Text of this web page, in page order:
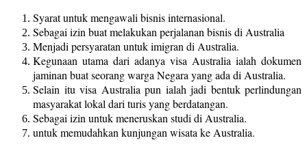
Syarat untuk mengawali bisnis internasional.
Sebagai izin buat melakukan perjalanan bisnis di Australia
Menjadi persyaratan untuk imigran di Australia.
Kegunaan utama dari adanya visa Australia ialah dokumen
jaminan buat seorang warga Negara yang ada di Australia.
Selain itu visa Australia pun ialah jadi bentuk perlindungan
masyarakat lokal dari turis yang berdatangan.
Sebagai izin untuk meneruskan studi di Australia.
untuk memudahkan kunjungan wisata ke Australia.